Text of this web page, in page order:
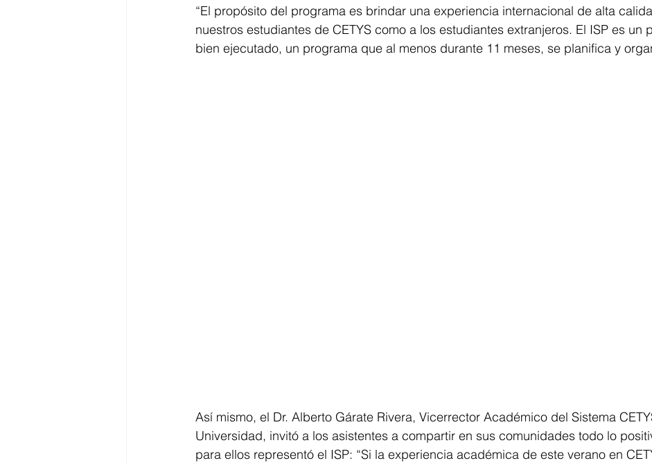
“El propósito del programa es brindar una experiencia internacional de alta
nuestros estudiantes de CETYS como a los estudiantes extranjeros. El ISP es un
bien ejecutado, un programa que al menos durante 11 meses, se planifica y
Así mismo, el Dr. Alberto Gárate Rivera, Vicerrector Académico del Sistema
Universidad, invitó a los asistentes a compartir en sus comunidades todo lo
para ellos representó el ISP: “Si la experiencia académica de este verano en